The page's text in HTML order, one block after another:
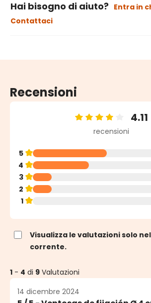
Hai bisogno di aiuto? Entra in
Contattaci
Recensioni
Valutazione media di 4.11 su 5 stelle
4.11
recensioni
5
4
3
2
1
Visualizza le valutazioni solo
corrente.
1 - 4 di 9 Valutazioni
14 dicembre 2024